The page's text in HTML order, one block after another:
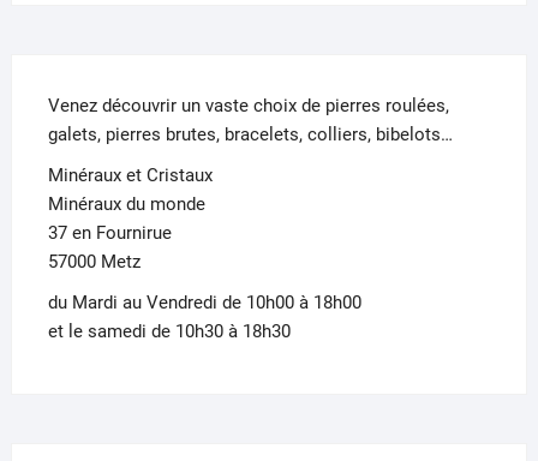
Venez découvrir un vaste choix de pierres roulées,
galets, pierres brutes, bracelets, colliers, bibelots…
Minéraux et Cristaux
Minéraux du monde
37 en Fournirue
57000 Metz
du Mardi au Vendredi de 10h00 à 18h00
et le samedi de 10h30 à 18h30